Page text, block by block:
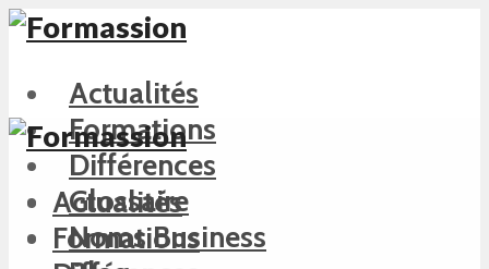
Actualités
Formations
Différences
Glossaire
Noms Business
Actualités
Formations